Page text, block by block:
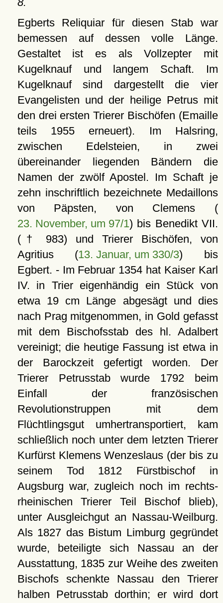
Egberts Reliquiar für diesen Stab war
bemessen auf dessen volle Länge.
Gestaltet ist es als Vollzepter mit
Kugelknauf und langem Schaft. Im
Kugelknauf sind dargestellt die vier
Evangelisten und der heilige Petrus mit
den drei ersten Trierer Bischöfen (Emaille
teils 1955 erneuert). Im Halsring,
zwischen Edelsteien, in zwei
übereinander liegenden Bändern die
Namen der zwölf Apostel. Im Schaft je
zehn inschriftlich bezeichnete Medaillons
von Päpsten, von Clemens (
23. November, um 97/1) bis Benedikt VII.
(† 983) und Trierer Bischöfen, von
Agritius (13. Januar, um 330/3) bis
Egbert. - Im Februar 1354 hat Kaiser Karl
IV. in Trier eigenhändig ein Stück von
etwa 19 cm Länge abgesägt und dies
nach Prag mitgenommen, in Gold gefasst
mit dem Bischofsstab des hl. Adalbert
vereinigt; die heutige Fassung ist etwa in
der Barockzeit gefertigt worden. Der
Trierer Petrusstab wurde 1792 beim
Einfall der französischen
Revolutionstruppen mit dem
Flüchtlingsgut umhertransportiert, kam
schließlich noch unter dem letzten Trierer
Kurfürst Klemens Wenzeslaus (der bis zu
seinem Tod 1812 Fürstbischof in
Augsburg war, zugleich noch im rechts-
rheinischen Trierer Teil Bischof blieb),
unter Ausgleichgut an Nassau-Weilburg.
Als 1827 das Bistum Limburg gegründet
wurde, beteiligte sich Nassau an der
Ausstattung, 1835 zur Weihe des zweiten
Bischofs schenkte Nassau den Trierer
halben Petrusstab dorthin; er wird dort